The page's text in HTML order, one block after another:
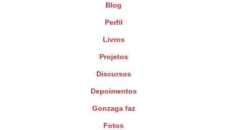
Blog
Perfil
Livros
Projetos
Discursos
Depoimentos
Gonzaga faz
Fotos